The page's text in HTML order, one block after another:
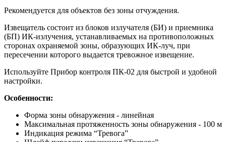
Рекомендуется для объектов без зоны отчуждения.
Извещатель состоит из блоков излучателя (БИ) и приемника
(БП) ИК-излучения, устанавливаемых на противоположных
сторонах охраняемой зоны, образующих ИК-луч, при
пересечении которого выдается тревожное извещение.
Используйте Прибор контроля ПК-02 для быстрой и удобной
настройки.
Особенности:
Форма зоны обнаружения - линейная
Максимальная протяженность зоны обнаружения - 100 м
Индикация режима “Тревога”